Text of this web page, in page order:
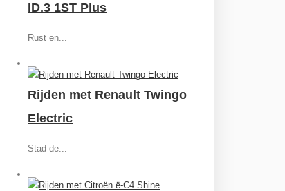
ID.3 1ST Plus
Rust en...
Rijden met Renault Twingo
Electric
Stad de...